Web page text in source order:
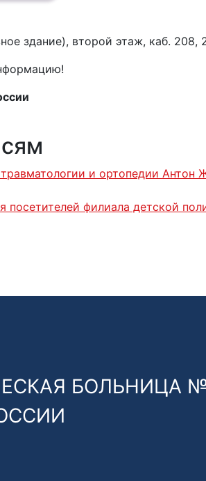
здание), второй этаж, каб. 208,
и ортопедии
филиала детской
БОЛЬНИЦА